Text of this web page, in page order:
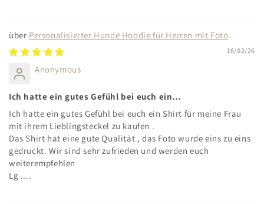
Personalisierter Hunde Hoodie für Herren mit Foto
16/02/26
Anonymous
Ich hatte ein gutes Gefühl bei euch ein…
Ich hatte ein gutes Gefühl bei euch ein Shirt für meine Frau
mit ihrem Lieblingsteckel zu kaufen .
Das Shirt hat eine gute Qualität , das Foto wurde eins zu eins
gedruckt. Wir sind sehr zufrieden und werden euch
weiterempfehlen
Lg ....